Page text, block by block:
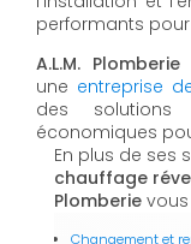
performants
A.L.M. Plomberie
une entreprise
des
économiques
En plus de ses
chauffage
Plomberie
Changement et